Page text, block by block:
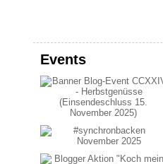
Events